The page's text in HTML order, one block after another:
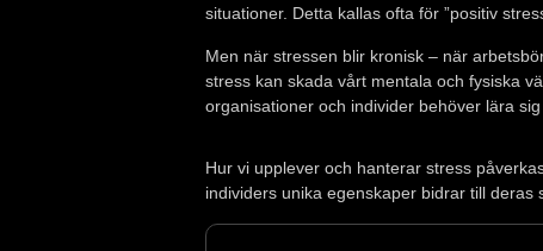
situationer. Detta kallas ofta för ”positiv
Men när stressen blir kronisk – när
stress kan skada vårt mentala och fysiska
organisationer och individer behöver lära
Hur vi upplever och hanterar stress
individers unika egenskaper bidrar till deras